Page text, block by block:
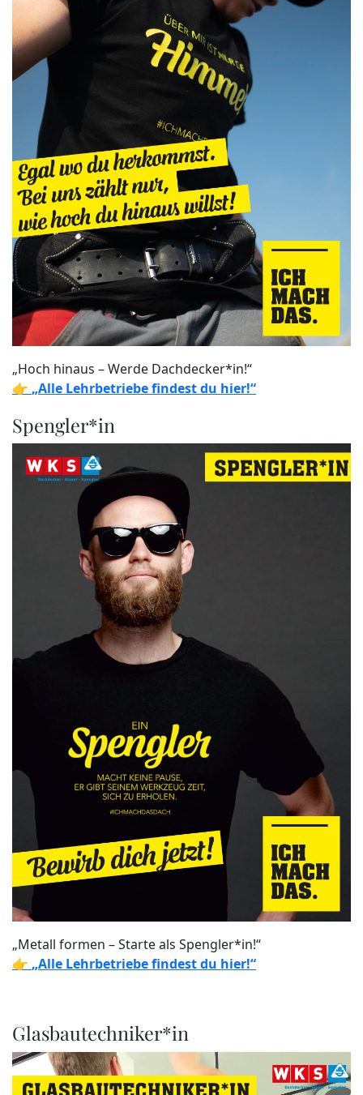
„Hoch hinaus – Werde Dachdecker*in!“
👉 „Alle Lehrbetriebe findest du hier!“
Spengler*in
„Metall formen – Starte als Spengler*in!“
👉 „Alle Lehrbetriebe findest du hier!“
Glasbautechniker*in